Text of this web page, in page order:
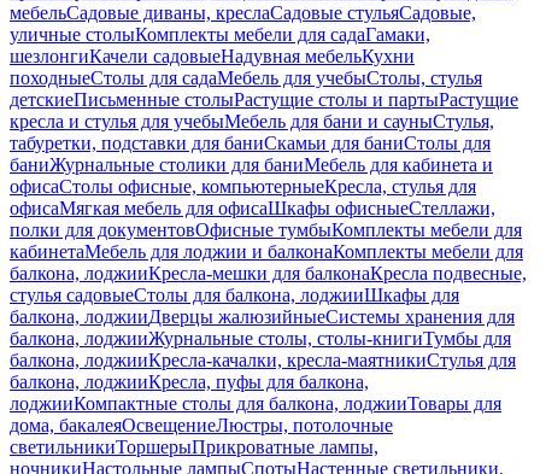
мебельСадовые диваны, креслаСадовые стульяСадовые,
уличные столыКомплекты мебели для садаГамаки,
шезлонгиКачели садовыеНадувная мебельКухни
походныеСтолы для садаМебель для учебыСтолы, стулья
детскиеПисьменные столыРастущие столы и партыРастущие
кресла и стулья для учебыМебель для бани и сауныСтулья,
табуретки, подставки для баниСкамьи для баниСтолы для
баниЖурнальные столики для баниМебель для кабинета и
офисаСтолы офисные, компьютерныеКресла, стулья для
офисаМягкая мебель для офисаШкафы офисныеСтеллажи,
полки для документовОфисные тумбыКомплекты мебели для
кабинетаМебель для лоджии и балконаКомплекты мебели для
балкона, лоджииКресла-мешки для балконаКресла подвесные,
стулья садовыеСтолы для балкона, лоджииШкафы для
балкона, лоджииДверцы жалюзийныеСистемы хранения для
балкона, лоджииЖурнальные столы, столы-книгиТумбы для
балкона, лоджииКресла-качалки, кресла-маятникиСтулья для
балкона, лоджииКресла, пуфы для балкона,
лоджииКомпактные столы для балкона, лоджииТовары для
дома, бакалеяОсвещениеЛюстры, потолочные
светильникиТоршерыПрикроватные лампы,
ночникиНастольные лампыСпотыНастенные светильники,